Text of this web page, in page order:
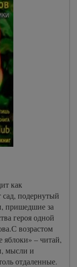
как
сад, подернутый
пришедшие за
героя одной
возрастом
яблоки» – читай,
мысли и
отдаленные.